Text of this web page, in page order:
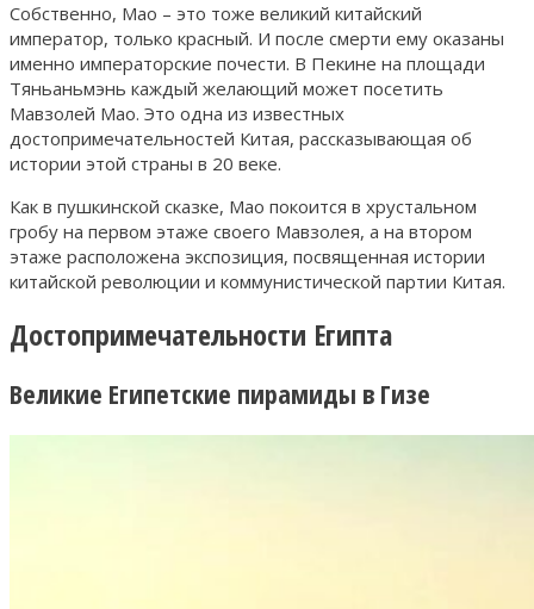
Собственно, Мао – это тоже великий китайский
император, только красный. И после смерти ему оказаны
именно императорские почести. В Пекине на площади
Тяньаньмэнь каждый желающий может посетить
Мавзолей Мао. Это одна из известных
достопримечательностей Китая, рассказывающая об
истории этой страны в 20 веке.
Как в пушкинской сказке, Мао покоится в хрустальном
гробу на первом этаже своего Мавзолея, а на втором
этаже расположена экспозиция, посвященная истории
китайской революции и коммунистической партии Китая.
Достопримечательности Египта
Великие Египетские пирамиды в Гизе